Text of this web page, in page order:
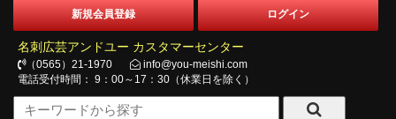
新規会員登録 ログイン
名刺広芸アンドユー カスタマーセンター
（0565）21-1970
info@you-meishi.com
電話受付時間： 9：00～17：30（休業日を除く）